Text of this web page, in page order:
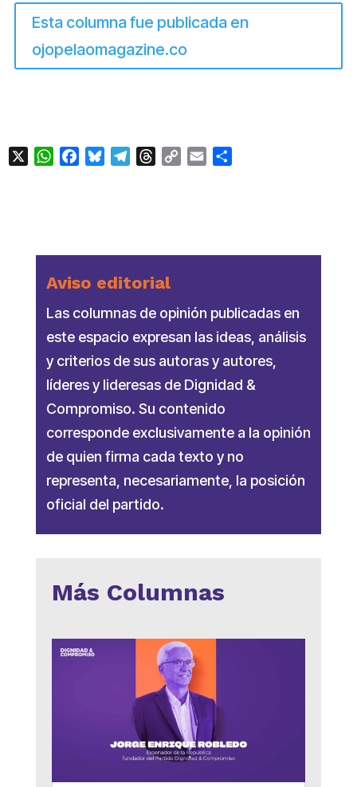
Esta columna fue publicada en
ojopelaomagazine.co
WhatsApp
FacebookBlueskyTelegramThreads
Copy Email
Aviso editorial
Las columnas de opinión publicadas en
este espacio expresan las ideas, análisis
y criterios de sus autoras y autores,
líderes y lideresas de Dignidad &
Compromiso. Su contenido
corresponde exclusivamente a la opinión
de quien firma cada texto y no
representa, necesariamente, la posición
oficial del partido.
Más Columnas